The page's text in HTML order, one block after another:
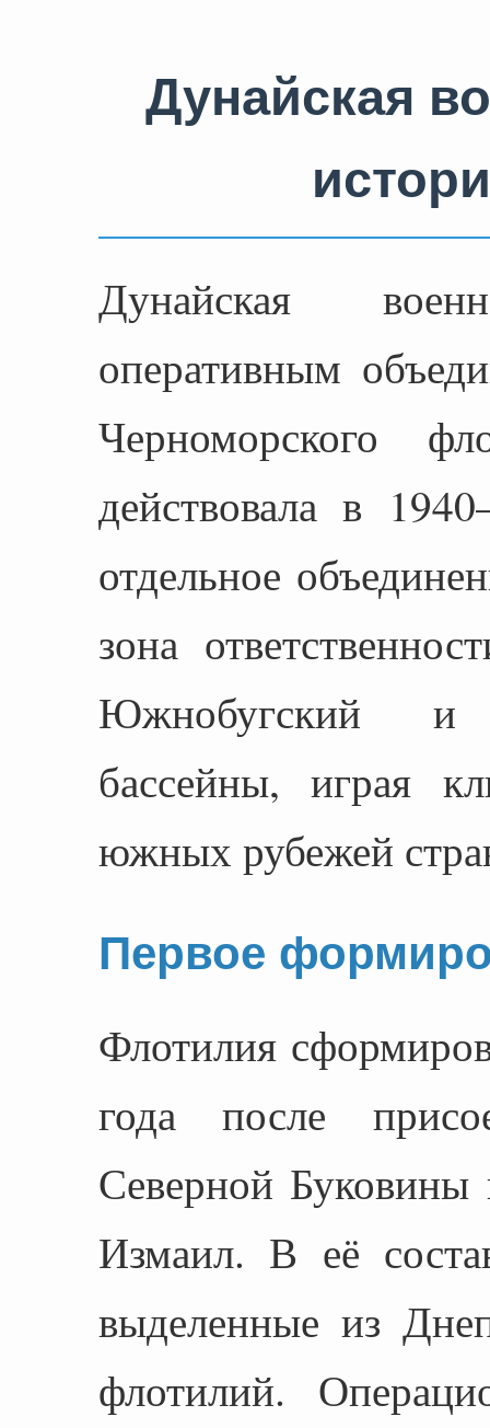
Дунайская
Дунайская
оперативным
действовала в
отдельное
зона
Южнобугский и
бассейны, играя
южных рубежей
Первое
Флотилия
года после
Северной
Измаил. В её
выделенные из
флотилий.